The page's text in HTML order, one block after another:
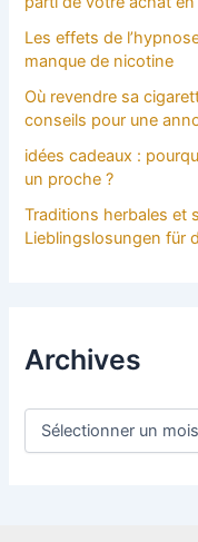
Les effets de
manque de nicotine
Où revendre sa
conseils pour une
idées cadeaux :
un proche ?
Traditions herbales et
Lieblingslosungen für
Archives
A